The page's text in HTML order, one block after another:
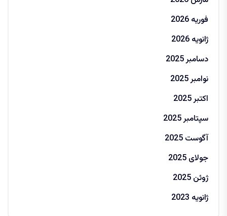
فوریه 2026
ژانویه 2026
دسامبر 2025
نوامبر 2025
اکتبر 2025
سپتامبر 2025
آگوست 2025
جولای 2025
ژوئن 2025
ژانویه 2023